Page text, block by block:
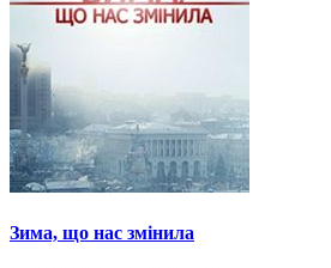
Зима, що нас змінила